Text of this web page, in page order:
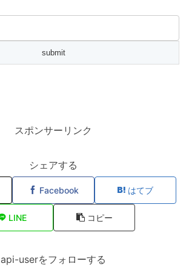
スポンサーリンク
シェアする
Facebook はてブ
LINE コピー
api-userをフォローする